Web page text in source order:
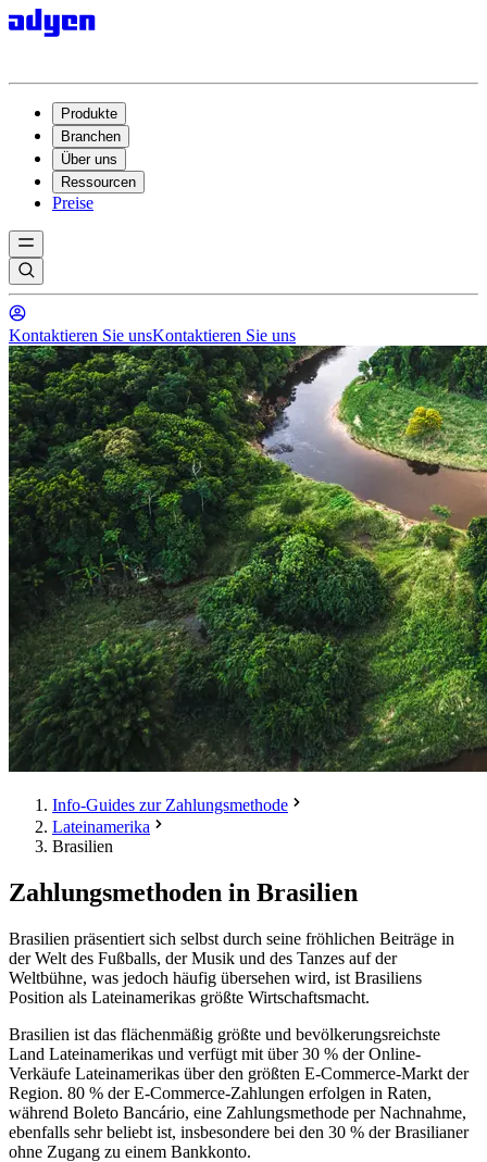
Produkte
Branchen
Über uns
Ressourcen
Preise
Kontaktieren Sie unsKontaktieren Sie uns
Info-Guides zur Zahlungsmethode
Lateinamerika
Brasilien
Zahlungsmethoden in Brasilien
Brasilien präsentiert sich selbst durch seine fröhlichen Beiträge in
der Welt des Fußballs, der Musik und des Tanzes auf der
Weltbühne, was jedoch häufig übersehen wird, ist Brasiliens
Position als Lateinamerikas größte Wirtschaftsmacht.
Brasilien ist das flächenmäßig größte und bevölkerungsreichste
Land Lateinamerikas und verfügt mit über 30 % der Online-
Verkäufe Lateinamerikas über den größten E-Commerce-Markt der
Region. 80 % der E-Commerce-Zahlungen erfolgen in Raten,
während Boleto Bancário, eine Zahlungsmethode per Nachnahme,
ebenfalls sehr beliebt ist, insbesondere bei den 30 % der Brasilianer
ohne Zugang zu einem Bankkonto.